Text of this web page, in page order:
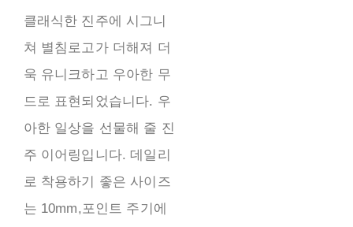
클래식한 진주에 시그니
쳐 별침로고가 더해져 더
욱 유니크하고 우아한 무
드로 표현되었습니다. 우
아한 일상을 선물해 줄 진
주 이어링입니다. 데일리
로 착용하기 좋은 사이즈
는 10mm,포인트 주기에